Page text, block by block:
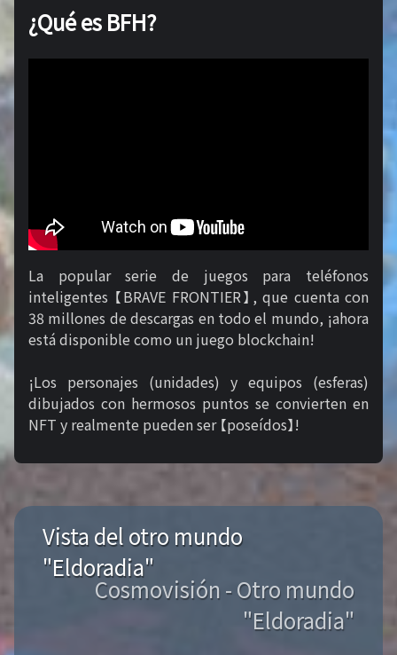
¿Qué es BFH?
La popular serie de juegos para teléfonos
inteligentes 【BRAVE FRONTIER】, que cuenta con
38 millones de descargas en todo el mundo, ¡ahora
está disponible como un juego blockchain!
¡Los personajes (unidades) y equipos (esferas)
dibujados con hermosos puntos se convierten en
NFT y realmente pueden ser 【poseídos】!
Vista del otro mundo
"Eldoradia"
Cosmovisión - Otro mundo
"Eldoradia"